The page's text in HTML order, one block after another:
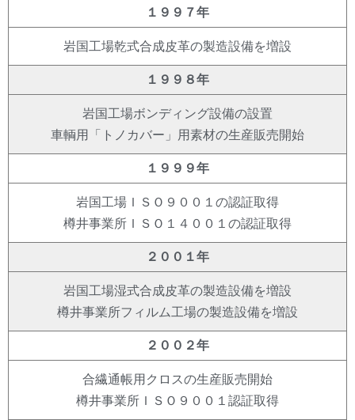
１９９７年
岩国工場乾式合成皮革の製造設備を増設
１９９８年
岩国工場ボンディング設備の設置
車輌用「トノカバー」用素材の生産販売開始
１９９９年
岩国工場ＩＳＯ９００１の認証取得
樽井事業所ＩＳＯ１４００１の認証取得
２００１年
岩国工場湿式合成皮革の製造設備を増設
樽井事業所フィルム工場の製造設備を増設
２００２年
合繊通帳用クロスの生産販売開始
樽井事業所ＩＳＯ９００１認証取得